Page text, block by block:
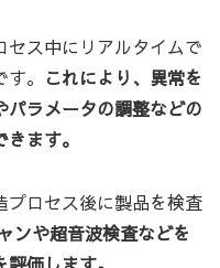
セス中にリアルタイムで
。 これにより、異常を
ラメータの調整などの
ます。
プロセス後に製品を検査
ンや超音波検査などを
価します。